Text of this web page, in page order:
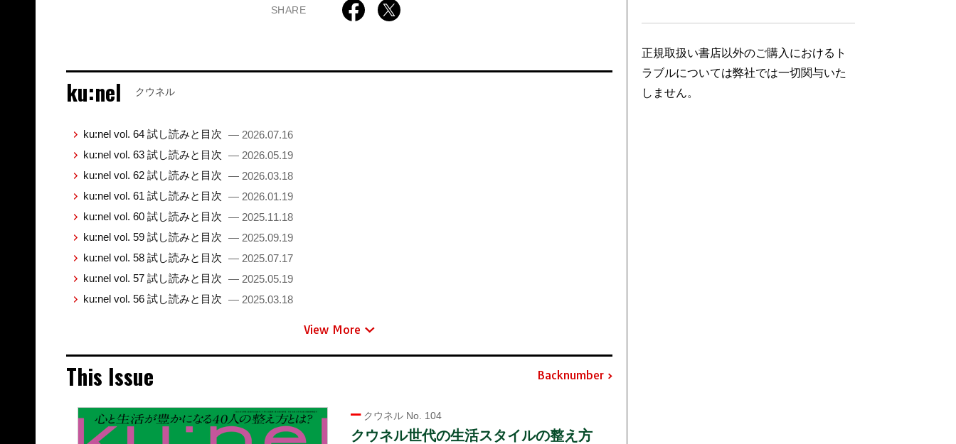
SHARE
ku:nel クウネル
ku:nel vol. 64 試し読みと目次 — 2026.07.16
ku:nel vol. 63 試し読みと目次 — 2026.05.19
ku:nel vol. 62 試し読みと目次 — 2026.03.18
ku:nel vol. 61 試し読みと目次 — 2026.01.19
ku:nel vol. 60 試し読みと目次 — 2025.11.18
ku:nel vol. 59 試し読みと目次 — 2025.09.19
ku:nel vol. 58 試し読みと目次 — 2025.07.17
ku:nel vol. 57 試し読みと目次 — 2025.05.19
ku:nel vol. 56 試し読みと目次 — 2025.03.18
View More
This Issue Backnumber
クウネル No. 104
クウネル世代の生活スタイルの整え方
正規取扱い書店以外のご購入におけるト
ラブルについては弊社では一切関与いた
しません。